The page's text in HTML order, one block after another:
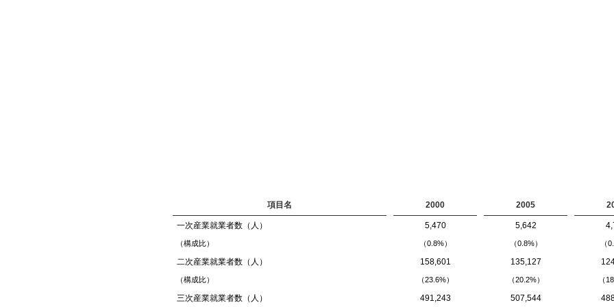
項目名 2000 2005
一次産業就業者数（人） 5,470 5,642
（構成比） （0.8%） （0.8%） （
二次産業就業者数（人） 158,601 135,127
（構成比） （23.6%） （20.2%） （
三次産業就業者数（人） 491,243 507,544